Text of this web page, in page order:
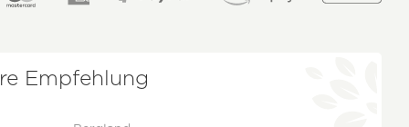
Empfehlung